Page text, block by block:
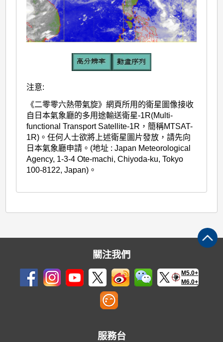
注意:
《二零零六熱帶氣旋》網頁所用的衛星圖像接收
自日本氣象廳的多用途輸送衛星-1R(Multi-
functional Transport Satellite-1R，簡稱MTSAT-
1R)。任何人士欲將上述衛星圖片發放，請先向
日本氣象廳申請。(地址 : Japan Meteorological
Agency, 1-3-4 Ote-machi, Chiyoda-ku, Tokyo
100-8122, Japan)。
關注我們
M5.0+
M6.0+
服務台